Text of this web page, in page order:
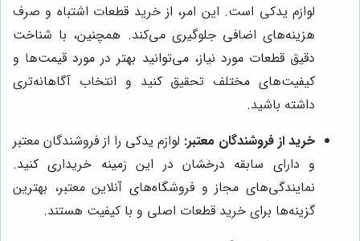
لوازم یدکی است. این امر، از خرید قطعات اشتباه و صرف
هزینه‌های اضافی جلوگیری می‌کند. همچنین، با شناخت
دقیق قطعات مورد نیاز، می‌توانید بهتر در مورد قیمت‌ها و
کیفیت‌های مختلف تحقیق کنید و انتخاب آگاهانه‌تری
داشته باشید.
خرید از فروشندگان معتبر: لوازم یدکی را از فروشندگان معتبر
و دارای سابقه درخشان در این زمینه خریداری کنید.
نمایندگی‌های مجاز و فروشگاه‌های آنلاین معتبر، بهترین
گزینه‌ها برای خرید قطعات اصلی و با کیفیت هستند.